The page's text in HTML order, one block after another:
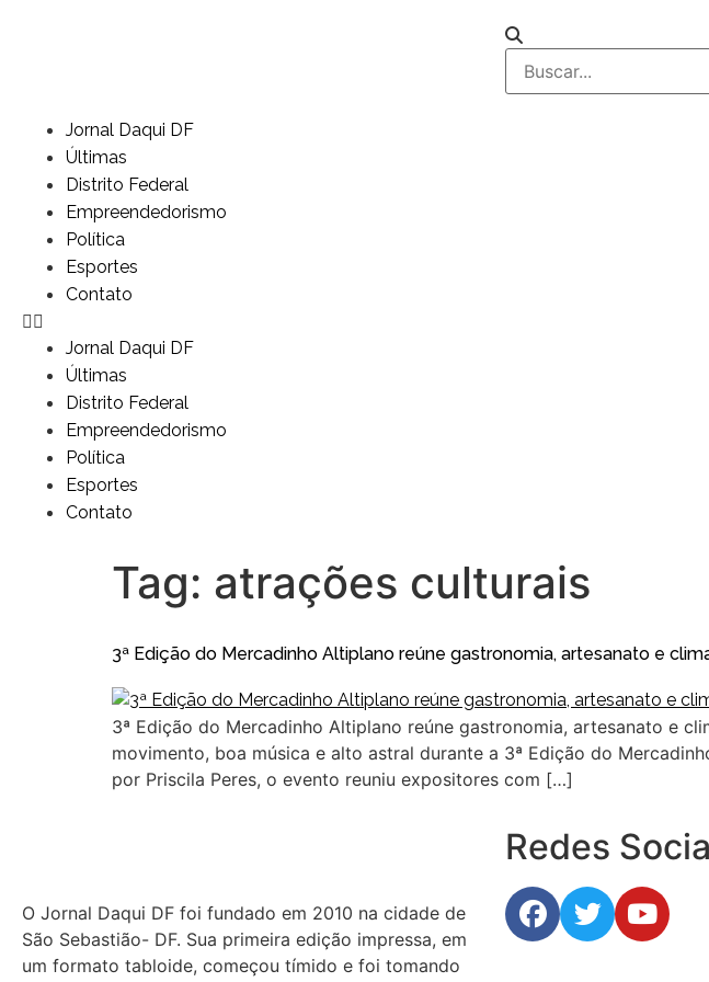
Jornal Daqui DF
Últimas
Distrito Federal
Empreendedorismo
Política
Esportes
Contato
Jornal Daqui DF
Últimas
Distrito Federal
Empreendedorismo
Política
Esportes
Contato
Tag: atrações culturais
3ª Edição do Mercadinho Altiplano reúne gastronomia, artesanato e
3ª Edição do Mercadinho Altiplano reúne gastronomia, artesanato e
movimento, boa música e alto astral durante a 3ª Edição do
por Priscila Peres, o evento reuniu expositores com […]
O Jornal Daqui DF foi fundado em 2010 na cidade de
São Sebastião- DF. Sua primeira edição impressa, em
um formato tabloide, começou tímido e foi tomando
Redes